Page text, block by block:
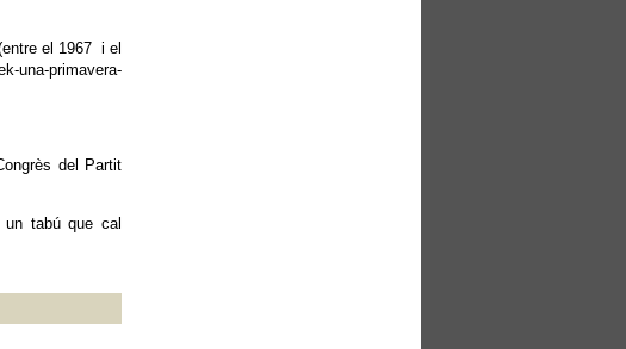
el 1967 i el
una-primavera-
del Partit
un tabú que cal